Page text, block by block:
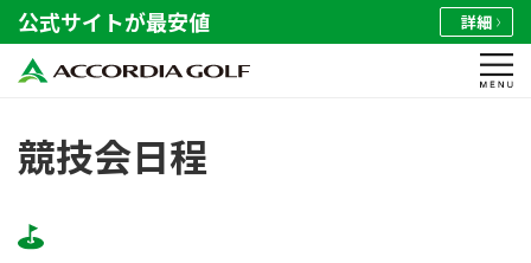
公式サイトが最安値 詳細
競技会日程